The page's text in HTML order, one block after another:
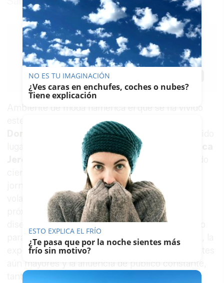
LAVOZDELSUR.ES
09/05/2021Actualizado: 17/05/2021 - 10:29
Link
Ambiente de moda flamenca el que se ha vivido
Claustros de Santo
Jerez de la Frontera
lugar una nueva edición de laPasarela Flamenca
Jerez Tío Pepe 2021. Hasta allí se han acercado
cientos de personas a lo largo de la primera
jornada, ansiosas de ver las tendencias en
volantes y lunares que nos esperan para el
próximo año y conocer las propuestas que los
diseñadores, noveles y consagrados, han creado
para lucir en cuanto se tenga ocasión. Sin duda, la
expectación era máxima, las ganas de ver volantes
aún mayores y la afluencia de público constante,
tanto para los desfiles como para visitar la zona
NO ES TU IMAGINACIÓN
¿Ves caras en enchufes, coches o nubes?
Tiene explicación
ESTO EXPLICA EL FRÍO
¿Te pasa que por la noche sientes más
frío sin motivo?